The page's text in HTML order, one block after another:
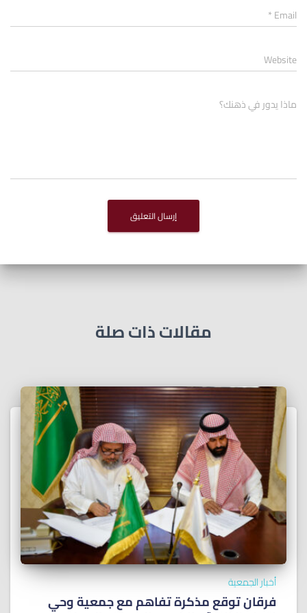
Email
*
Website
ماذا يدور في ذهنك؟
مقالات ذات صلة
أخبار الجمعية
فرقان توقع مذكرة تفاهم مع جمعية وحي